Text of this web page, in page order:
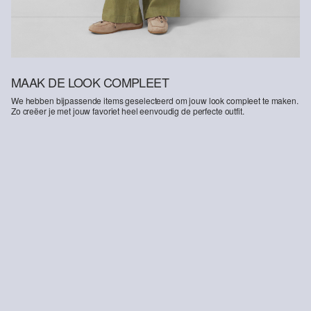
MAAK DE LOOK COMPLEET
We hebben bijpassende items geselecteerd om jouw look compleet te maken.
Zo creëer je met jouw favoriet heel eenvoudig de perfecte outfit.